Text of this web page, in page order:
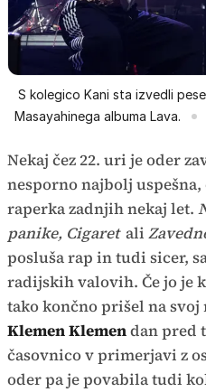
S kolegico Kani sta izvedli
Masayahinega albuma Lava.
Nekaj čez 22. uri je oder
nesporno najbolj
raperka zadnjih nekaj let.
panike, Cigaret ali
posluša rap in tudi sicer,
radijskih valovih. Če jo je
tako končno prišel na svoj
Klemen Klemendan pred
časovnico v primerjavi z
oder pa je povabila tudi